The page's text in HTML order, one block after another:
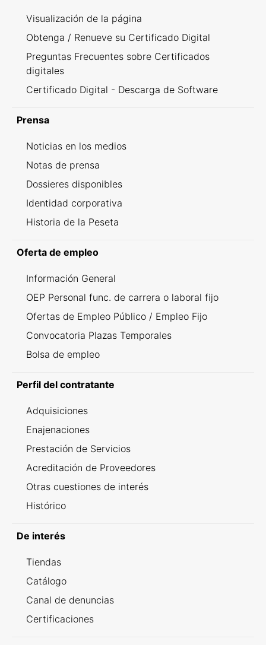
Visualización de la página
Obtenga / Renueve su Certificado Digital
Preguntas Frecuentes sobre Certificados
digitales
Certificado Digital - Descarga de Software
Prensa
Noticias en los medios
Notas de prensa
Dossieres disponibles
Identidad corporativa
Historia de la Peseta
Oferta de empleo
Información General
OEP Personal func. de carrera o laboral fijo
Ofertas de Empleo Público / Empleo Fijo
Convocatoria Plazas Temporales
Bolsa de empleo
Perfil del contratante
Adquisiciones
Enajenaciones
Prestación de Servicios
Acreditación de Proveedores
Otras cuestiones de interés
Histórico
De interés
Tiendas
Catálogo
Canal de denuncias
Certificaciones